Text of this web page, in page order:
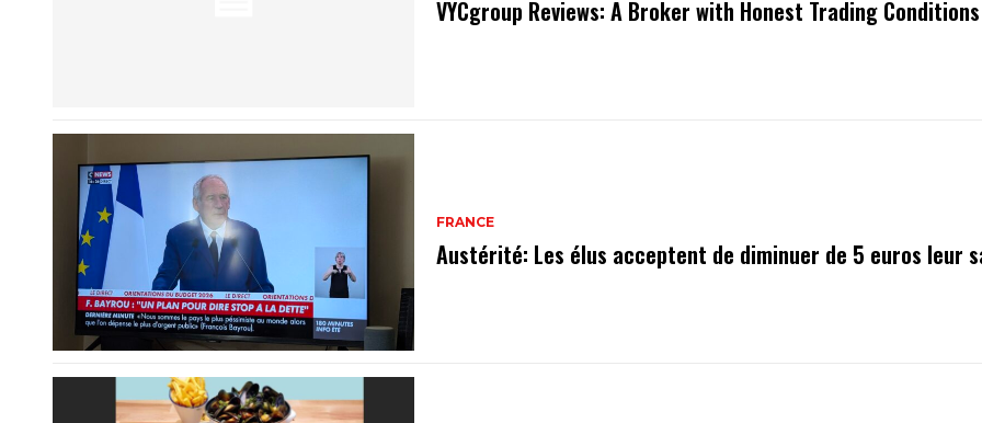
VYCgroup Reviews: A Broker with Honest Trading Conditions
FRANCE
Austérité: Les élus acceptent de diminuer de 5 euros leur